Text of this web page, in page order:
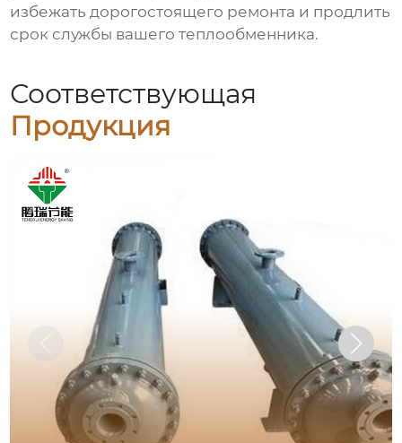
избежать дорогостоящего ремонта и продлить
срок службы вашего теплообменника.
Соответствующая
Продукция